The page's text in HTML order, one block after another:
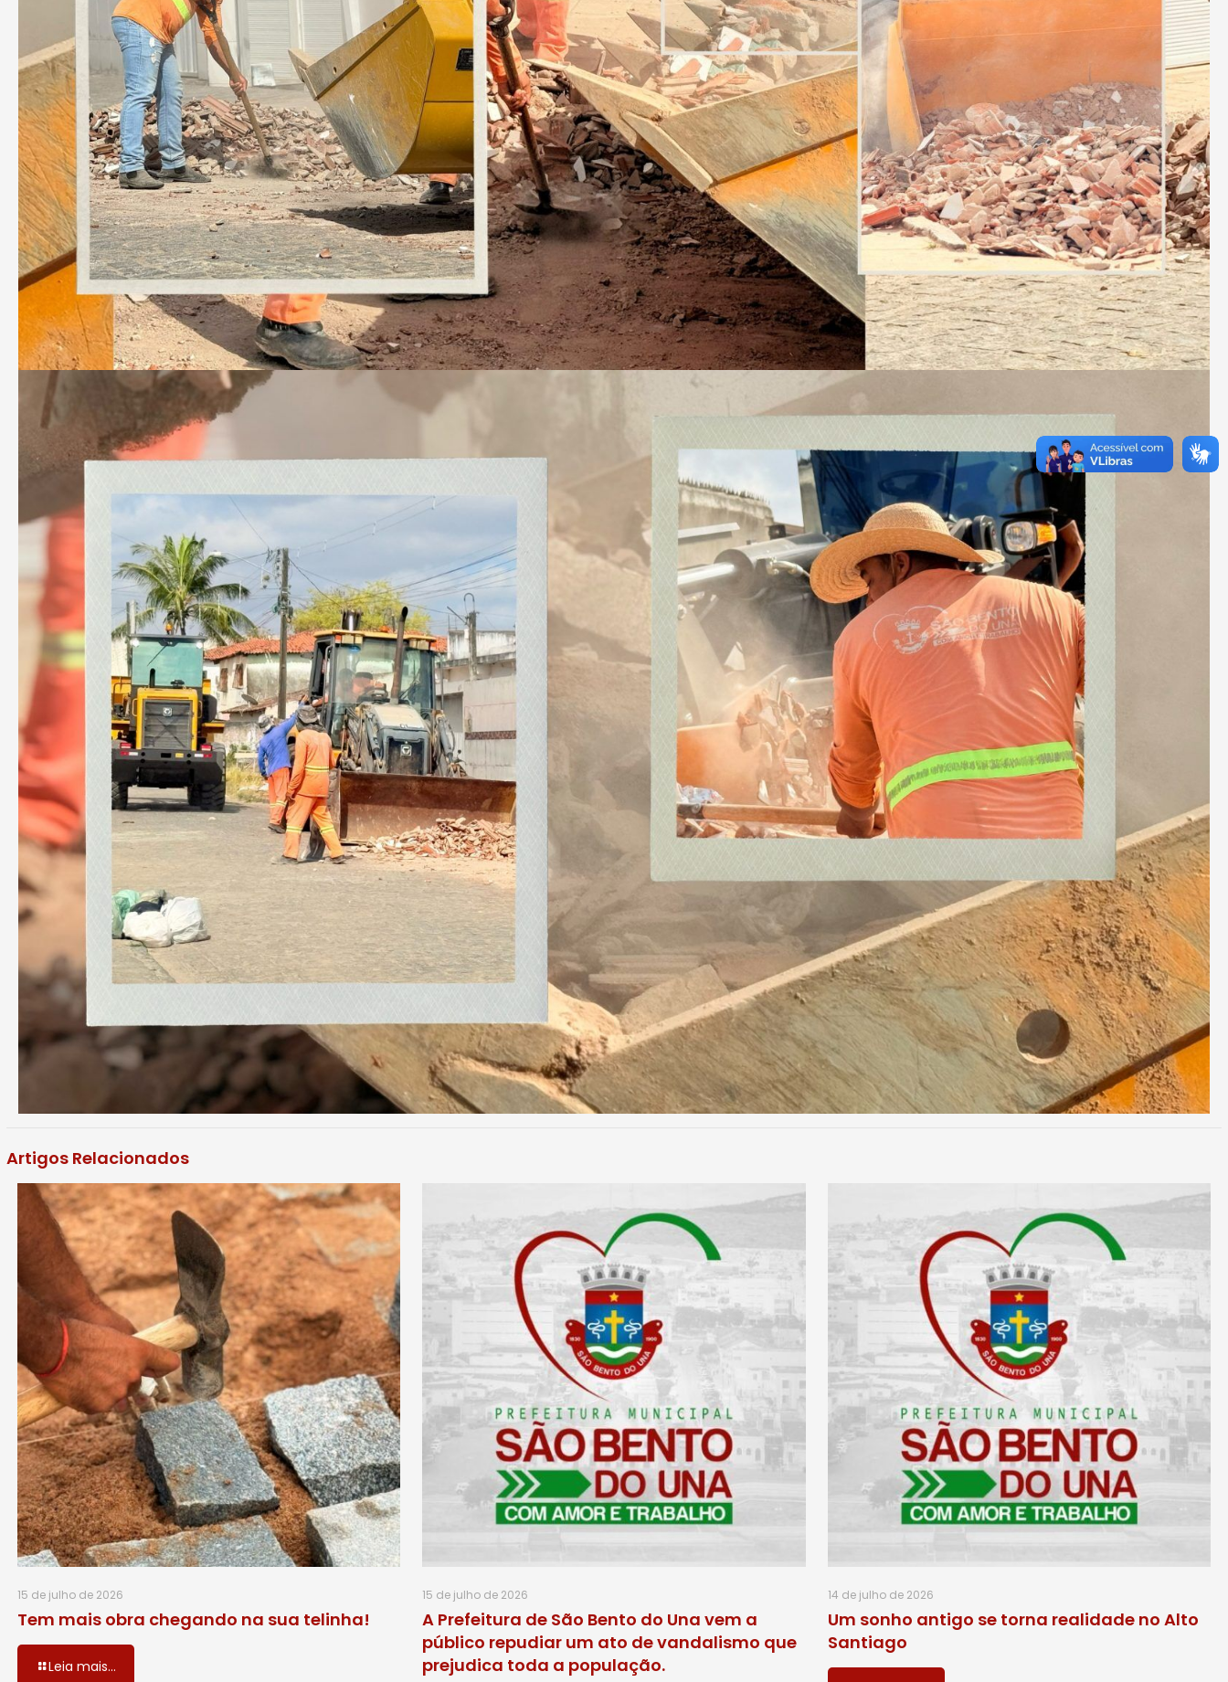
Artigos Relacionados
15 de julho de 2026
Tem mais obra chegando na sua telinha!
Leia mais...
15 de julho de 2026
A Prefeitura de São Bento do Una vem a
público repudiar um ato de vandalismo que
prejudica toda a população.
14 de julho de 2026
Um sonho antigo se torna realidade no Alto
Santiago